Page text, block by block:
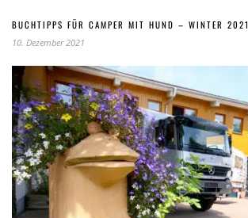
BUCHTIPPS FÜR CAMPER MIT HUND – WINTER 2021
10. Dezember 2021